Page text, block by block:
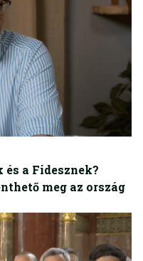
a Fidesznek?
meg az ország